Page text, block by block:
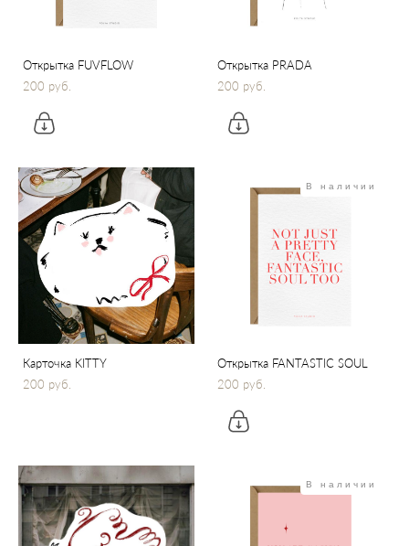
Открытка FUVFLOW
200 pуб.
Открытка PRADA
200 pуб.
Карточка KITTY
200 pуб.
В наличии
Открытка FANTASTIC SOUL
200 pуб.
В наличии